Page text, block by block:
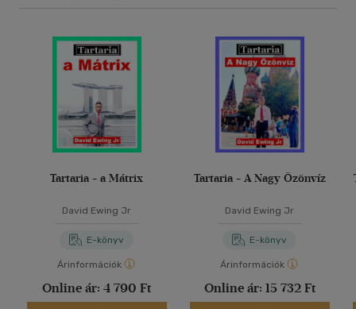
Tartaria - a Mátrix
David Ewing Jr
E-könyv
Árinformációk
Online ár: 4 790 Ft
Tartaria - A Nagy Özönvíz
David Ewing Jr
E-könyv
Árinformációk
Online ár: 15 732 Ft